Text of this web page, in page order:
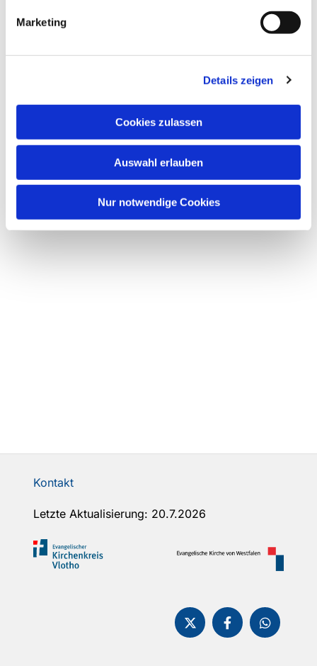
Marketing
Details zeigen
Cookies zulassen
Auswahl erlauben
Nur notwendige Cookies
interessieren
Kontakt
Letzte Aktualisierung: 20.7.2026